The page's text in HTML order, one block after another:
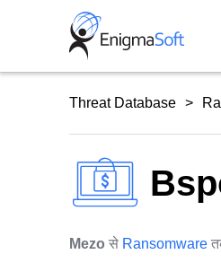
Threat Database
Mezo से Ransomware